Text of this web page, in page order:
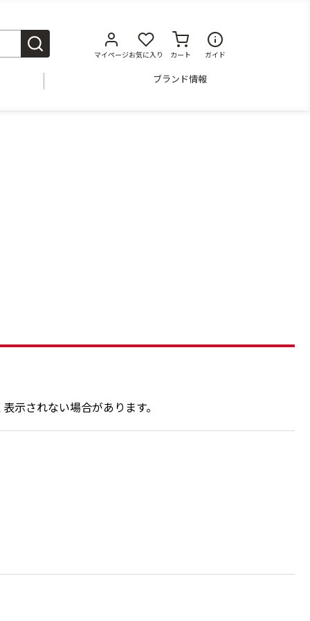
マイページお気に入り カート ガイド
ブランド情報
示されない場合があります。